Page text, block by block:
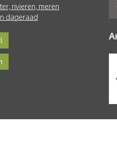
rivieren, meren
dageraad